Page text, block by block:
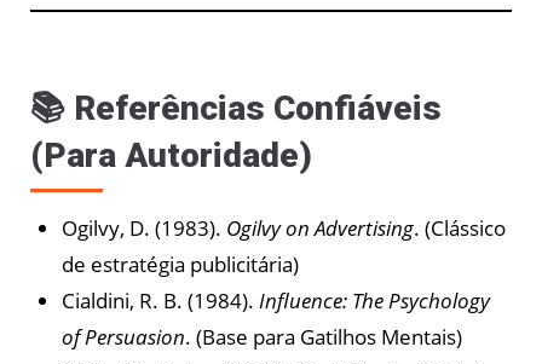
📚 Referências Confiáveis
(Para Autoridade)
Ogilvy, D. (1983). Ogilvy on Advertising. (Clássico
de estratégia publicitária)
Cialdini, R. B. (1984). Influence: The Psychology
of Persuasion. (Base para Gatilhos Mentais)